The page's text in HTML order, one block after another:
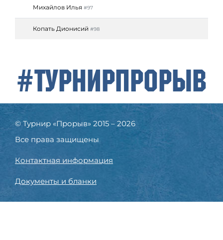
Михайлов Илья #97
Копать Дионисий #98
#ТурнирПрорыв
© Турнир «Прорыв» 2015 – 2026
Все права защищены
Контактная информация
Документы и бланки